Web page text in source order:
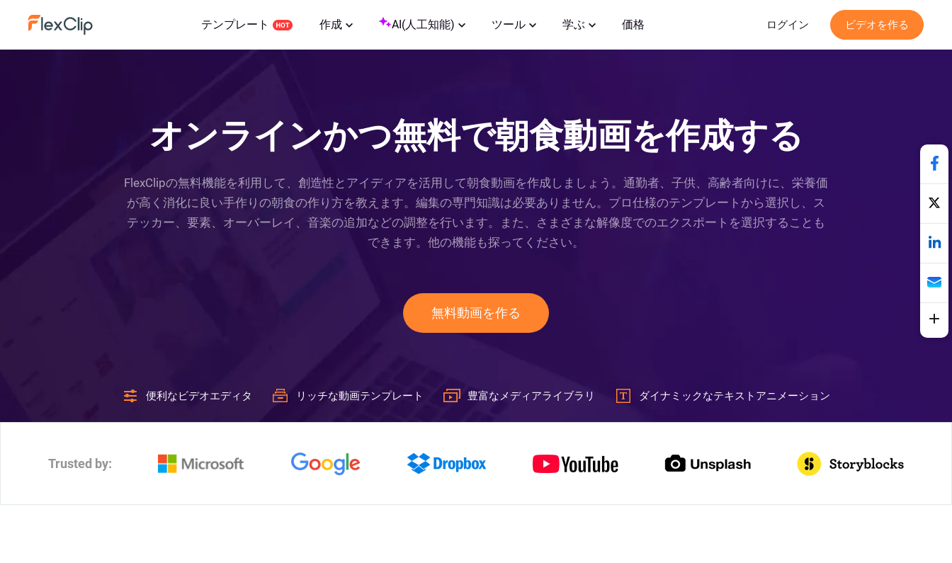
テンプレート 作成 AI(人工知能) ツール 学ぶ 価格 ログイン ビデオを作る
オンラインかつ無料で朝食動画を作成する
FlexClipの無料機能を利用して、創造性とアイディアを活用して朝食動画を作成しましょう。通勤者、子供、高齢者向けに、栄養価
が高く消化に良い手作りの朝食の作り方を教えます。編集の専門知識は必要ありません。プロ仕様のテンプレートから選択し、ス
テッカー、要素、オーバーレイ、音楽の追加などの調整を行います。また、さまざまな解像度でのエクスポートを選択することも
できます。他の機能も探ってください。
無料動画を作る
便利なビデオエディタ リッチな動画テンプレート 豊富なメディアライブラリ ダイナミックなテキストアニメーション
Trusted by: